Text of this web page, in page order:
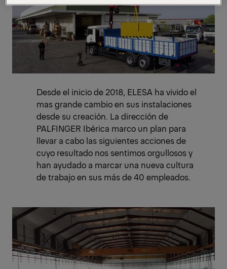
Desde el inicio de 2018, ELESA ha vivido el
mas grande cambio en sus instalaciones
desde su creación. La dirección de
PALFINGER Ibérica marco un plan para
llevar a cabo las siguientes acciones de
cuyo resultado nos sentimos orgullosos y
han ayudado a marcar una nueva cultura
de trabajo en sus más de 40 empleados.